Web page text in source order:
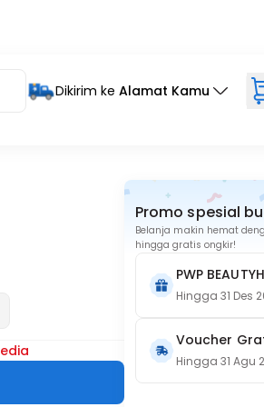
Dikirim ke Alamat Kamu
Promo spesial
Belanja makin hemat
hingga gratis ongkir!
PWP
Hingga31 Des
Voucher
15RB (Only
Hingga31 Agu